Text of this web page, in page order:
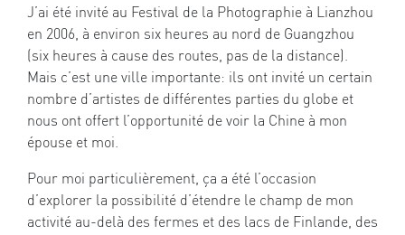
J’ai été invité au Festival de la Photographie à Lianzhou
en 2006, à environ six heures au nord de Guangzhou
(six heures à cause des routes, pas de la distance).
Mais c’est une ville importante: ils ont invité un certain
nombre d’artistes de différentes parties du globe et
nous ont offert l’opportunité de voir la Chine à mon
épouse et moi.
Pour moi particulièrement, ça a été l’occasion
d’explorer la possibilité d’étendre le champ de mon
activité au-delà des fermes et des lacs de Finlande, des